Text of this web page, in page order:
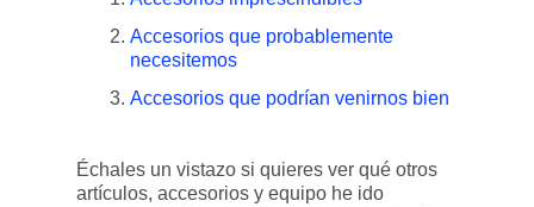
Accesorios que probablemente
necesitemos
Accesorios que podrían venirnos bien
Échales un vistazo si quieres ver qué otros
artículos, accesorios y equipo he ido